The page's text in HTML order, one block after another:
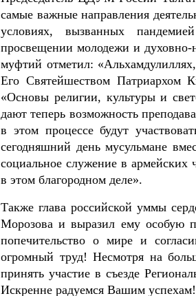
самые важные направления
условиях, вызванных
просвещении молодежи и духовно-
муфтий отметил:
Его Святейшеством Патриархом
«Основы религии, культуры и
дают теперь возможность
в этом процессе будут
сегодняшний день мусульмане
социальное служение в армейских
в этом благородном деле».
Также глава российской уммы
Морозова и выразил ему особую
попечительство о мире и
огромный труд! Несмотря на
принять участие в съезде
Искренне радуемся Вашим